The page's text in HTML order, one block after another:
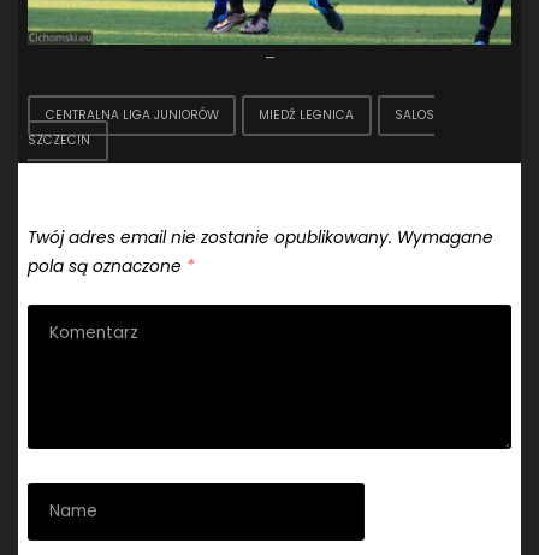
–
CENTRALNA LIGA JUNIORÓW MIEDŹ LEGNICA
SALOS
SZCZECIN
Twój adres email nie zostanie opublikowany. Wymagane
pola są oznaczone *